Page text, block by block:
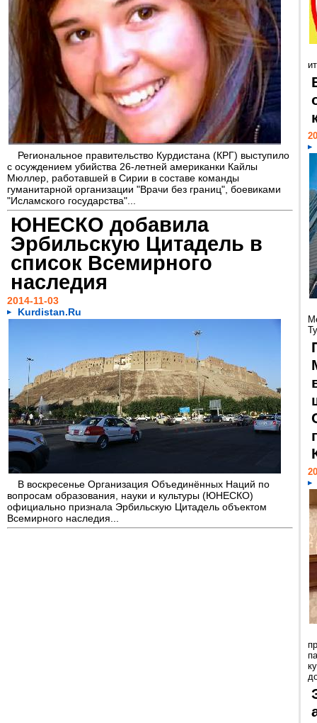
Региональное правительство Курдистана (КРГ) выступило
с осуждением убийства 26-летней американки Кайлы
Мюллер, работавшей в Сирии в составе команды
гуманитарной организации "Врачи без границ", боевиками
"Исламского государства"...
ЮНЕСКО добавила
Эрбильскую Цитадель в
список Всемирного
наследия
2014-11-03
Kurdistan.Ru
В воскресенье Организация Объединённых Наций по
вопросам образования, науки и культуры (ЮНЕСКО)
официально признала Эрбильскую Цитадель объектом
Всемирного наследия...